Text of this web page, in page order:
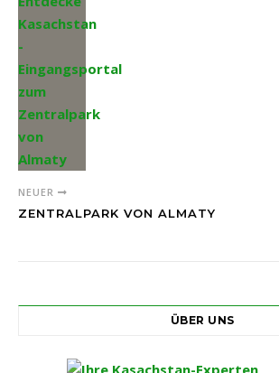
NEUER
ZENTRALPARK VON ALMATY
ÜBER UNS